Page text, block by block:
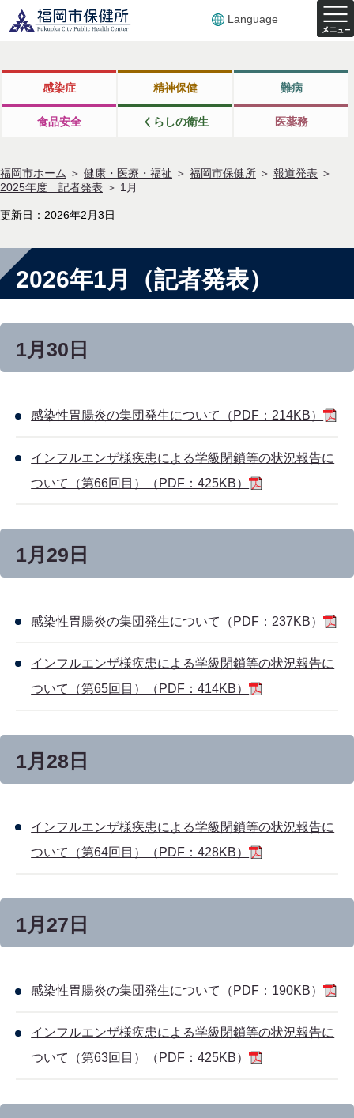
Language
感染症 精神保健 難病
食品安全 くらしの衛生 医薬務
福岡市ホーム ＞ 健康・医療・福祉 ＞ 福岡市保健所 ＞ 報道発表 ＞
2025年度 記者発表 ＞ 1月
更新日：2026年2月3日
2026年1月（記者発表）
1月30日
感染性胃腸炎の集団発生について（PDF：214KB）
インフルエンザ様疾患による学級閉鎖等の状況報告に
ついて（第66回目）（PDF：425KB）
1月29日
感染性胃腸炎の集団発生について（PDF：237KB）
インフルエンザ様疾患による学級閉鎖等の状況報告に
ついて（第65回目）（PDF：414KB）
1月28日
インフルエンザ様疾患による学級閉鎖等の状況報告に
ついて（第64回目）（PDF：428KB）
1月27日
感染性胃腸炎の集団発生について（PDF：190KB）
インフルエンザ様疾患による学級閉鎖等の状況報告に
ついて（第63回目）（PDF：425KB）